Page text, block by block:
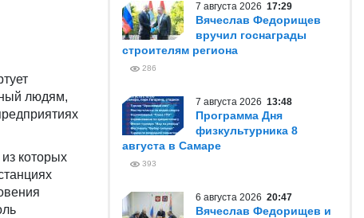
людям,
которых
7 августа 2026 17:29
Вячеслав Федорищев
вручил госнаграды
строителям региона
286
7 августа 2026 13:48
Программа Дня
физкультурника 8
августа в Самаре
393
6 августа 2026 20:47
Вячеслав Федорищев и